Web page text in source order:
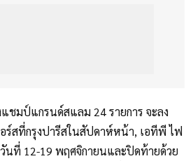
ชมป์แกรนด์สแลม 24 รายการ จะลง
ร์สที่กรุงปารีสในสัปดาห์หน้า, เอทีพี ไฟ
นที่ 12-19 พฤศจิกายนและปิดท้ายด้วย